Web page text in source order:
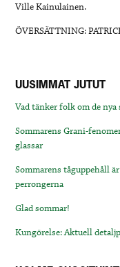
Ville Kainulainen.
ÖVERSÄTTNING:
UUSIMMAT JUTUT
Vad tänker folk om de
Sommarens Grani-
glassar
Sommarens tåguppehåll
perrongerna
Glad sommar!
Kungörelse: Aktuell